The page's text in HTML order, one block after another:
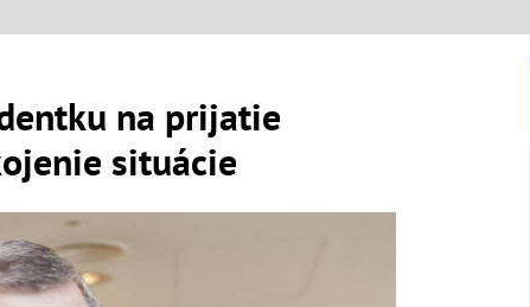
na prijatie
situácie